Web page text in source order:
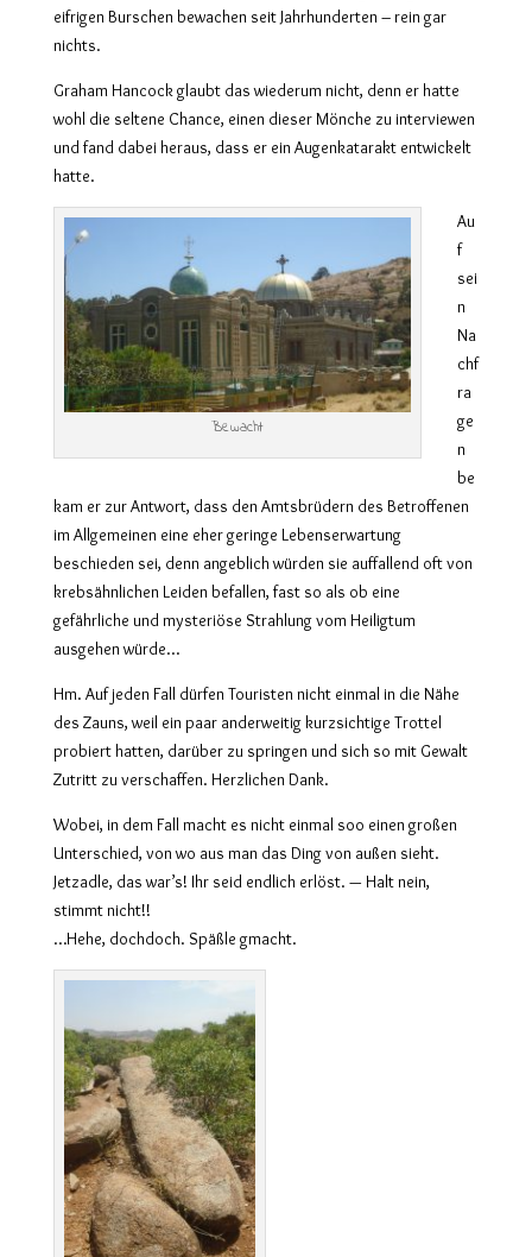
eifrigen Burschen bewachen seit Jahrhunderten – rein gar
nichts.
Graham Hancock glaubt das wiederum nicht, denn er hatte
wohl die seltene Chance, einen dieser Mönche zu interviewen
und fand dabei heraus, dass er ein Augenkatarakt entwickelt
hatte.
Bewacht
Au
f
sei
n
Na
chf
ra
ge
n
be
kam er zur Antwort, dass den Amtsbrüdern des Betroffenen
im Allgemeinen eine eher geringe Lebenserwartung
beschieden sei, denn angeblich würden sie auffallend oft von
krebsähnlichen Leiden befallen, fast so als ob eine
gefährliche und mysteriöse Strahlung vom Heiligtum
ausgehen würde…
Hm. Auf jeden Fall dürfen Touristen nicht einmal in die Nähe
des Zauns, weil ein paar anderweitig kurzsichtige Trottel
probiert hatten, darüber zu springen und sich so mit Gewalt
Zutritt zu verschaffen. Herzlichen Dank.
Wobei, in dem Fall macht es nicht einmal soo einen großen
Unterschied, von wo aus man das Ding von außen sieht.
Jetzadle, das war’s! Ihr seid endlich erlöst. — Halt nein,
stimmt nicht!!
…Hehe, dochdoch. Späßle gmacht.